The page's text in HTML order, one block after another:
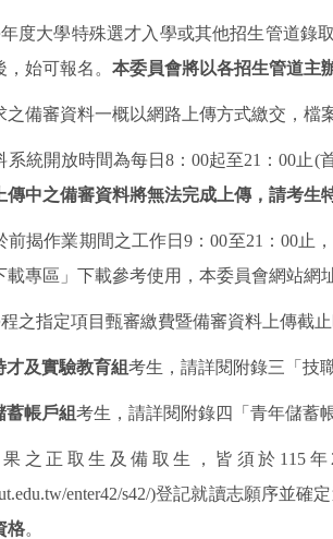
度大學特殊選才入學或其他招生管道錄
始可報名。 本委員會將以各招生管道主
備審資料一概以網路上傳方式繳交，檔
系統開放時間為每日8 ：00起至21 ：00止(
傳中之備審資料將無法完成上傳，請考生
揭作業期間之工作日9 ：00至21 ： 00止
專區」下載參考使用，本委員會網站網
程之指定項目甄審繳費暨備審資料上傳截
才及實驗教育組考生，請詳閱附錄三「技
蓄帳戶組考生，請詳閱附錄四「青年儲蓄
之正取生及備取生，皆須於 115 年
enter42/s42/)登記就讀志願序並確
格。